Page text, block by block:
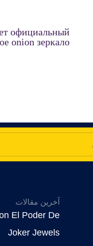
официальный
onion зеркало
آخرین مقالات
El Poder De
Joker Jewels